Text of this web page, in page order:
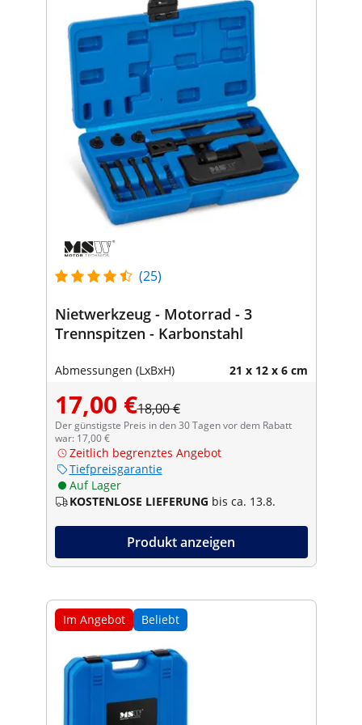
(25)
Nietwerkzeug - Motorrad - 3
Trennspitzen - Karbonstahl
Abmessungen (LxBxH) 21 x 12 x 6 cm
17,00 €18,00 €
Der günstigste Preis in den 30 Tagen vor dem Rabatt
war: 17,00 €
Zeitlich begrenztes Angebot
Tiefpreisgarantie
Auf Lager
KOSTENLOSE LIEFERUNG bis ca. 13.8.
Produkt anzeigen
Im Angebot Beliebt